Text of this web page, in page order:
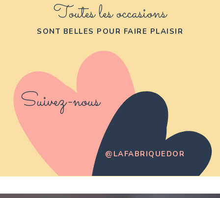
Toutes les occasions
SONT BELLES POUR FAIRE PLAISIR
Suivez-nous
@LAFABRIQUEDOR